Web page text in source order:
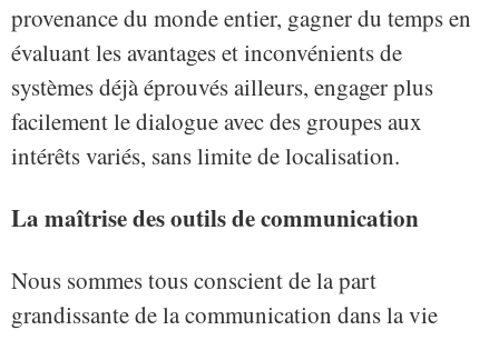
provenance du monde entier, gagner du temps en
évaluant les avantages et inconvénients de
systèmes déjà éprouvés ailleurs, engager plus
facilement le dialogue avec des groupes aux
intérêts variés, sans limite de localisation.
La maîtrise des outils de communication
Nous sommes tous conscient de la part
grandissante de la communication dans la vie